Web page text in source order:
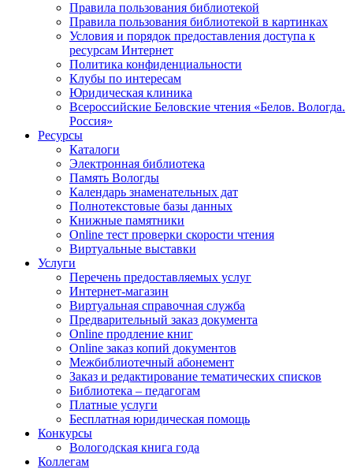
Правила пользования библиотекой
Правила пользования библиотекой в картинках
Условия и порядок предоставления доступа к
ресурсам Интернет
Политика конфиденциальности
Клубы по интересам
Юридическая клиника
Всероссийские Беловские чтения «Белов. Вологда.
Россия»
Ресурсы
Каталоги
Электронная библиотека
Память Вологды
Календарь знаменательных дат
Полнотекстовые базы данных
Книжные памятники
Online тест проверки скорости чтения
Виртуальные выставки
Услуги
Перечень предоставляемых услуг
Интернет-магазин
Виртуальная справочная служба
Предварительный заказ документа
Online продление книг
Online заказ копий документов
Межбиблиотечный абонемент
Заказ и редактирование тематических списков
Библиотека – педагогам
Платные услуги
Бесплатная юридическая помощь
Конкурсы
Вологодская книга года
Коллегам